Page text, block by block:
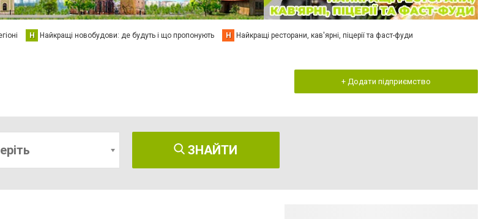
Н Найкращі новобудови: де будуть і що пропонують Н Найкращі ресторани, кав'ярні, піцерії та фаст-фуди
+ Додати підприємство
ЗНАЙТИ